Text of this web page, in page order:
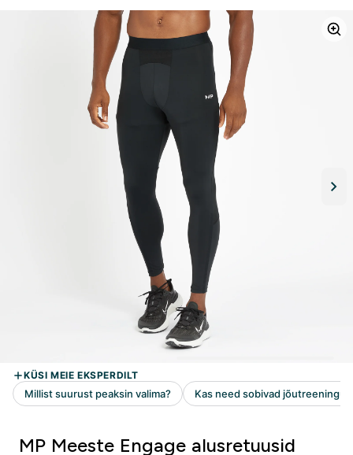
MP Meeste Engage alusretuusid